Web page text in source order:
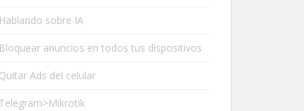
Hablando sobre IA
Bloquear anuncios en todos tus dispositivos
Quitar Ads del celular
Telegram>Mikrotik